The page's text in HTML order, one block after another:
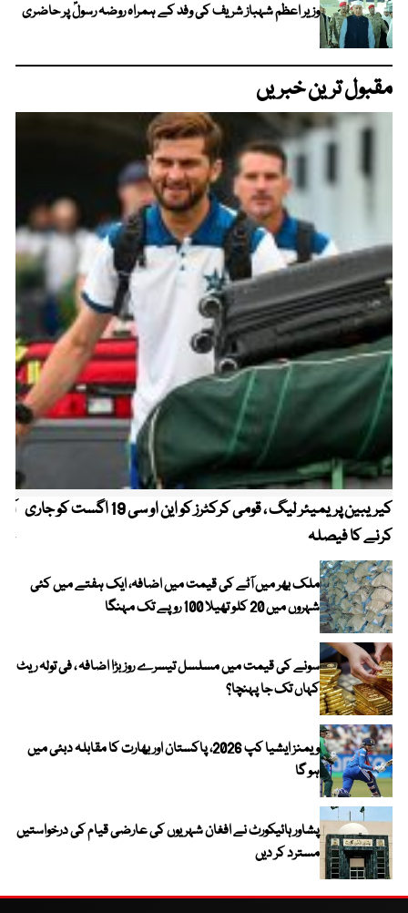
وزیر اعظم شہباز شریف کی وفد کے ہمراہ روضہ رسولؐ پر حاضری
مقبول ترین خبریں
کیریبین پریمیئر لیگ ، قومی کرکٹرز کو این او سی 19 اگست کو جاری
کرنے کا فیصلہ
ملک بھر میں آٹے کی قیمت میں اضافہ، ایک ہفتے میں کئی
شہروں میں 20 کلو تھیلا 100 روپے تک مہنگا
سونے کی قیمت میں مسلسل تیسرے روز بڑا اضافہ ، فی تولہ ریٹ
کہاں تک جا پہنچا؟
ویمنز ایشیا کپ 2026، پاکستان اور بھارت کا مقابلہ دبئی میں
ہو گا
پشاور ہائیکورٹ نے افغان شہریوں کی عارضی قیام کی درخواستیں
مسترد کر دیں